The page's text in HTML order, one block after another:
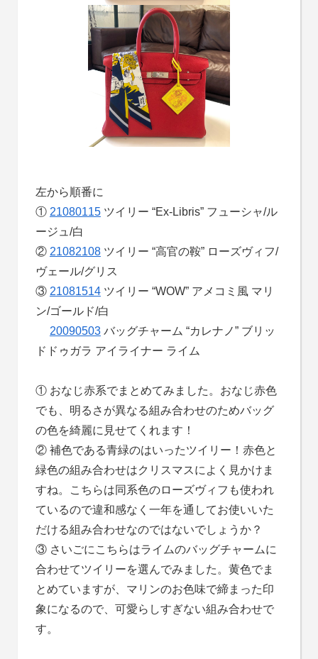
左から順番に
① 21080115ツイリー “Ex-Libris” フューシャ/ル
ージュ/白
② 21082108ツイリー “高官の鞍” ローズヴィフ/
ヴェール/グリス
③ 21081514ツイリー “WOW” アメコミ風 マリ
ン/ゴールド/白
20090503バッグチャーム “カレナノ” ブリッ
ドドゥガラ アイライナー ライム
① おなじ赤系でまとめてみました。おなじ赤色
でも、明るさが異なる組み合わせのためバッグ
の色を綺麗に見せてくれます！
② 補色である青緑のはいったツイリー！赤色と
緑色の組み合わせはクリスマスによく見かけま
すね。こちらは同系色のローズヴィフも使われ
ているので違和感なく一年を通してお使いいた
だける組み合わせなのではないでしょうか？
③ さいごにこちらはライムのバッグチャームに
合わせてツイリーを選んでみました。黄色でま
とめていますが、マリンのお色味で締まった印
象になるので、可愛らしすぎない組み合わせで
す。